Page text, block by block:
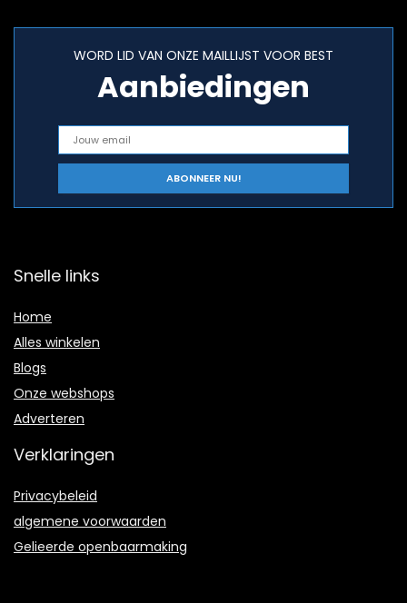
WORD LID VAN ONZE MAILLIJST VOOR BEST
Aanbiedingen
Snelle links
Home
Alles winkelen
Blogs
Onze webshops
Adverteren
Verklaringen
Privacybeleid
algemene voorwaarden
Gelieerde openbaarmaking